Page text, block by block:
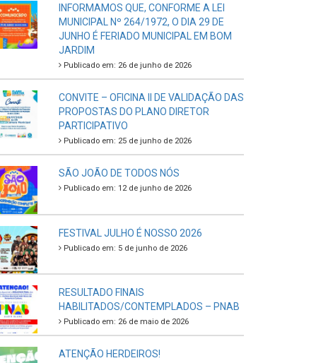
INFORMAMOS QUE, CONFORME A LEI
MUNICIPAL Nº 264/1972, O DIA 29 DE
JUNHO É FERIADO MUNICIPAL EM BOM
JARDIM
Publicado em: 26 de junho de 2026
CONVITE – OFICINA II DE VALIDAÇÃO DAS
PROPOSTAS DO PLANO DIRETOR
PARTICIPATIVO
Publicado em: 25 de junho de 2026
SÃO JOÃO DE TODOS NÓS
Publicado em: 12 de junho de 2026
FESTIVAL JULHO É NOSSO 2026
Publicado em: 5 de junho de 2026
RESULTADO FINAIS
HABILITADOS/CONTEMPLADOS – PNAB
Publicado em: 26 de maio de 2026
ATENÇÃO HERDEIROS!